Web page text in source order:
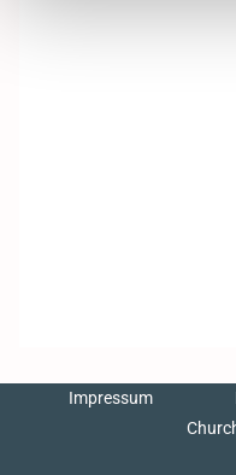
Impressum